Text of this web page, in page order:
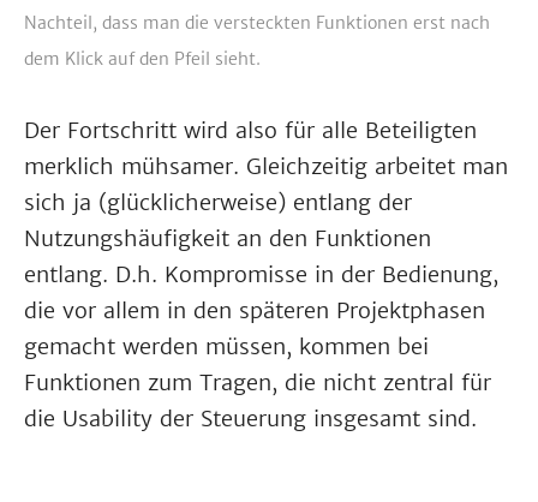
Nachteil, dass man die versteckten Funktionen erst nach
dem Klick auf den Pfeil sieht.
Der Fortschritt wird also für alle Beteiligten
merklich mühsamer. Gleichzeitig arbeitet man
sich ja (glücklicherweise) entlang der
Nutzungshäufigkeit an den Funktionen
entlang. D.h. Kompromisse in der Bedienung,
die vor allem in den späteren Projektphasen
gemacht werden müssen, kommen bei
Funktionen zum Tragen, die nicht zentral für
die Usability der Steuerung insgesamt sind.